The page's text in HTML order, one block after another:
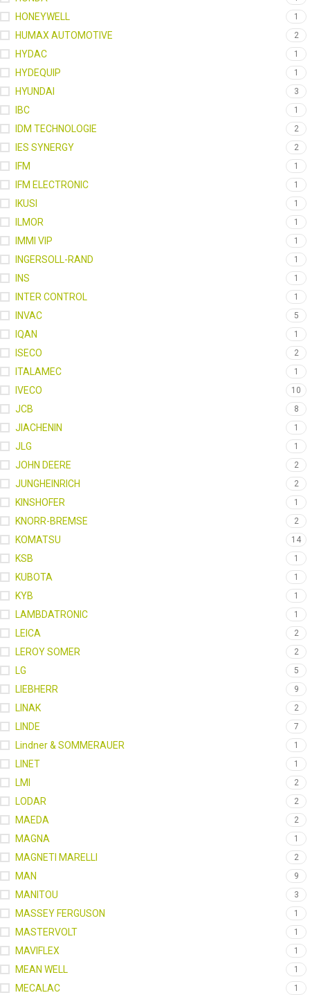
HONEYWELL 1
HUMAX AUTOMOTIVE 2
HYDAC 1
HYDEQUIP 1
HYUNDAI 3
IBC 1
IDM TECHNOLOGIE 2
IES SYNERGY 2
IFM 1
IFM ELECTRONIC 1
IKUSI 1
ILMOR 1
IMMI VIP 1
INGERSOLL-RAND 1
INS 1
INTER CONTROL 1
INVAC 5
IQAN 1
ISECO 2
ITALAMEC 1
IVECO 10
JCB 8
JIACHENIN 1
JLG 1
JOHN DEERE 2
JUNGHEINRICH 2
KINSHOFER 1
KNORR-BREMSE 2
KOMATSU 14
KSB 1
KUBOTA 1
KYB 1
LAMBDATRONIC 1
LEICA 2
LEROY SOMER 2
LG 5
LIEBHERR 9
LINAK 2
LINDE 7
Lindner & SOMMERAUER 1
LINET 1
LMI 2
LODAR 2
MAEDA 2
MAGNA 1
MAGNETI MARELLI 2
MAN 9
MANITOU 3
MASSEY FERGUSON 1
MASTERVOLT 1
MAVIFLEX 1
MEAN WELL 1
MECALAC 1